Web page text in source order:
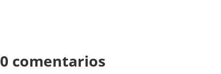
0 comentarios